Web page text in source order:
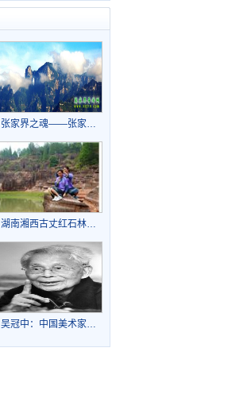
张家界之魂——张家…
湖南湘西古丈红石林…
吴冠中：中国美术家…